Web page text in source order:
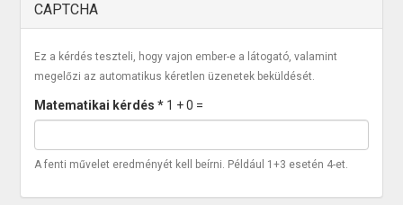
CAPTCHA
Ez a kérdés teszteli, hogy vajon ember-e a látogató, valamint
megelőzi az automatikus kéretlen üzenetek beküldését.
Matematikai kérdés* 1 + 0 =
A fenti művelet eredményét kell beírni. Például 1+3 esetén 4-et.